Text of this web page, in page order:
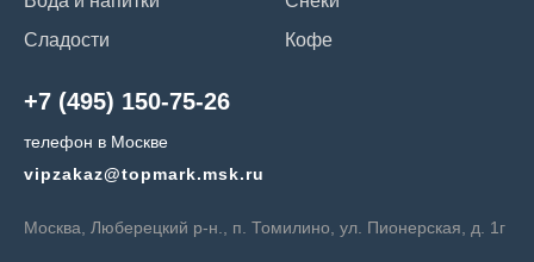
Сладости
Кофе
+7 (495) 150-75-26
телефон в Москве
vipzakaz@topmark.msk.ru
Москва, Люберецкий р-н., п. Томилино, ул. Пионерская, д. 1г